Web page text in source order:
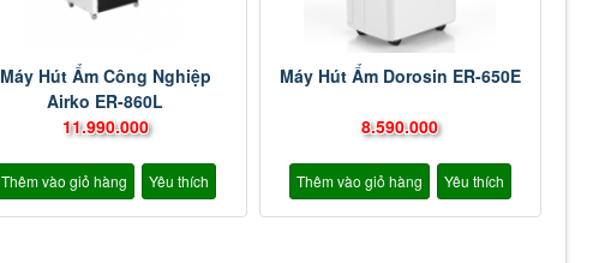
Máy Hút Ẩm Công Nghiệp
Airko ER-860L
11.990.000
Thêm vào giỏ hàng Yêu thích
Máy Hút Ẩm Dorosin ER-650E
8.590.000
Thêm vào giỏ hàng Yêu thích